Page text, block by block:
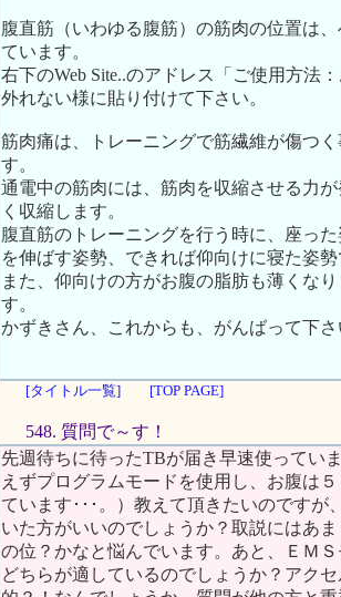
腹直筋（いわゆる腹筋）の筋肉の位置は
ています。
右下のWeb Site..のアドレス「ご使用方法
外れない様に貼り付けて下さい。
筋肉痛は、トレーニングで筋繊維が傷つ
す。
通電中の筋肉には、筋肉を収縮させる力
く収縮します。
腹直筋のトレーニングを行う時に、座っ
を伸ばす姿勢、できれば仰向けに寝た姿
また、仰向けの方がお腹の脂肪も薄くな
す。
かずきさん、これからも、がんばって下さ
[タイトル一覧]
[TOP PAGE]
548. 質問で～す！
先週待ちに待ったTBが届き早速使ってい
えずプログラムモードを使用し、お腹は
ています･･･。）教えて頂きたいのです
いた方がいいのでしょうか？取説にはあ
の位？かなと悩んでいます。あと、ＥＭ
どちらが適しているのでしょうか？アク